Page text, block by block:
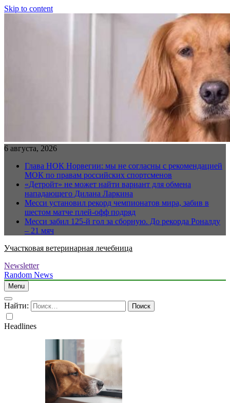
Skip to content
6 августа, 2026
Глава НОК Норвегии: мы не согласны с рекомендацией
МОК по правам российских спортсменов
«Детройт» не может найти вариант для обмена
нападающего Дилана Ларкина
Месси установил рекорд чемпионатов мира, забив в
шестом матче плей‑офф подряд
Месси забил 125-й гол за сборную. До рекорда Роналду
– 21 мяч
Участковая ветеринарная лечебница
Newsletter
Random News
Menu
Найти:
Headlines